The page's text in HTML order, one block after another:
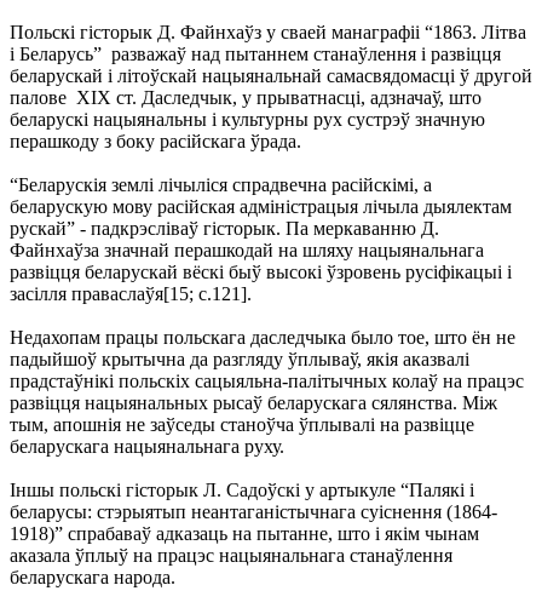
Польскі гісторык Д. Файнхаўз у сваей манаграфіі “1863. Літва
і Беларусь” разважаў над пытаннем станаўлення і развіцця
беларускай і літоўскай нацыянальнай самасвядомасці ў другой
палове XIX ст. Даследчык, у прыватнасці, адзначаў, што
беларускі нацыянальны і культурны рух сустрэў значную
перашкоду з боку расійскага ўрада.
“Беларускія землі лічыліся спрадвечна расійскімі, а
беларускую мову расійская адміністрацыя лічыла дыялектам
рускай” - падкрэсліваў гісторык. Па меркаванню Д.
Файнхаўза значнай перашкодай на шляху нацыянальнага
развіцця беларускай вёскі быў высокі ўзровень русіфікацыі і
засілля праваслаўя[15; с.121].
Недахопам працы польскага даследчыка было тое, што ён не
падыйшоў крытычна да разгляду ўплываў, якія аказвалі
прадстаўнікі польскіх сацыяльна-палітычных колаў на працэс
развіцця нацыянальных рысаў беларускага сялянства. Між
тым, апошнія не заўседы станоўча ўплывалі на развіцце
беларускага нацыянальнага руху.
Іншы польскі гісторык Л. Садоўскі у артыкуле “Палякі і
беларусы: стэрыятып неантаганістычнага суіснення (1864-
1918)” спрабаваў адказаць на пытанне, што і якім чынам
аказала ўплыў на працэс нацыянальнага станаўлення
беларускага народа.